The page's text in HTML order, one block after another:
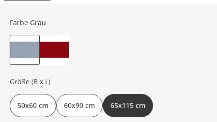
Farbe Grau
Größe (B x L)
50x60 cm 60x90 cm 65x115 cm